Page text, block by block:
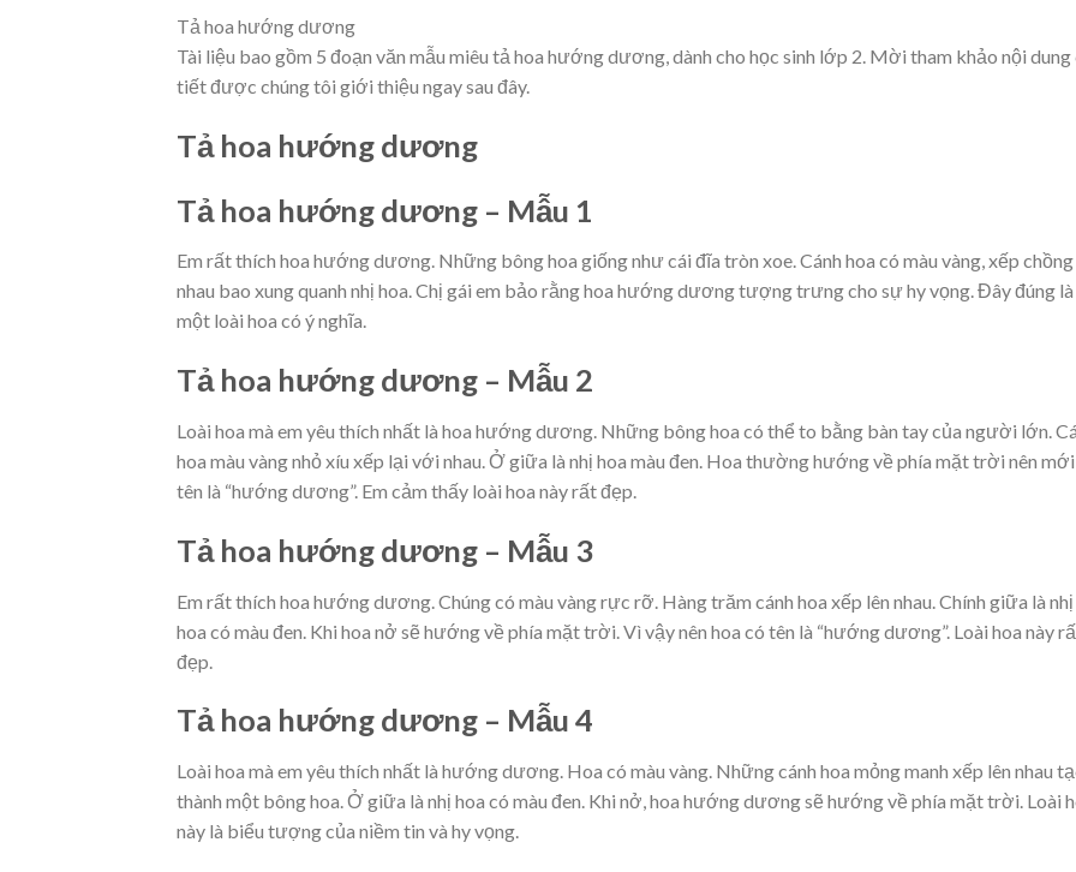
Tả hoa hướng dương
Tài liệu bao gồm 5 đoạn văn mẫu miêu tả hoa hướng dương, dành cho học sinh lớp 2. Mời tham khảo nội dung
tiết được chúng tôi giới thiệu ngay sau đây.
Tả hoa hướng dương
Tả hoa hướng dương – Mẫu 1
Em rất thích hoa hướng dương. Những bông hoa giống như cái đĩa tròn xoe. Cánh hoa có màu vàng, xếp chồng
nhau bao xung quanh nhị hoa. Chị gái em bảo rằng hoa hướng dương tượng trưng cho sự hy vọng. Đây đúng là
một loài hoa có ý nghĩa.
Tả hoa hướng dương – Mẫu 2
Loài hoa mà em yêu thích nhất là hoa hướng dương. Những bông hoa có thể to bằng bàn tay của người lớn.
hoa màu vàng nhỏ xíu xếp lại với nhau. Ở giữa là nhị hoa màu đen. Hoa thường hướng về phía mặt trời nên
tên là “hướng dương”. Em cảm thấy loài hoa này rất đẹp.
Tả hoa hướng dương – Mẫu 3
Em rất thích hoa hướng dương. Chúng có màu vàng rực rỡ. Hàng trăm cánh hoa xếp lên nhau. Chính giữa là nhị
hoa có màu đen. Khi hoa nở sẽ hướng về phía mặt trời. Vì vậy nên hoa có tên là “hướng dương”. Loài hoa này
đẹp.
Tả hoa hướng dương – Mẫu 4
Loài hoa mà em yêu thích nhất là hướng dương. Hoa có màu vàng. Những cánh hoa mỏng manh xếp lên nhau
thành một bông hoa. Ở giữa là nhị hoa có màu đen. Khi nở, hoa hướng dương sẽ hướng về phía mặt trời. Loài
này là biểu tượng của niềm tin và hy vọng.